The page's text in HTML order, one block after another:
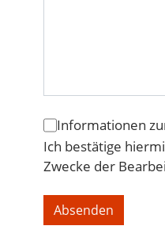
Informationen
Ich bestätige
Zwecke der
Absenden